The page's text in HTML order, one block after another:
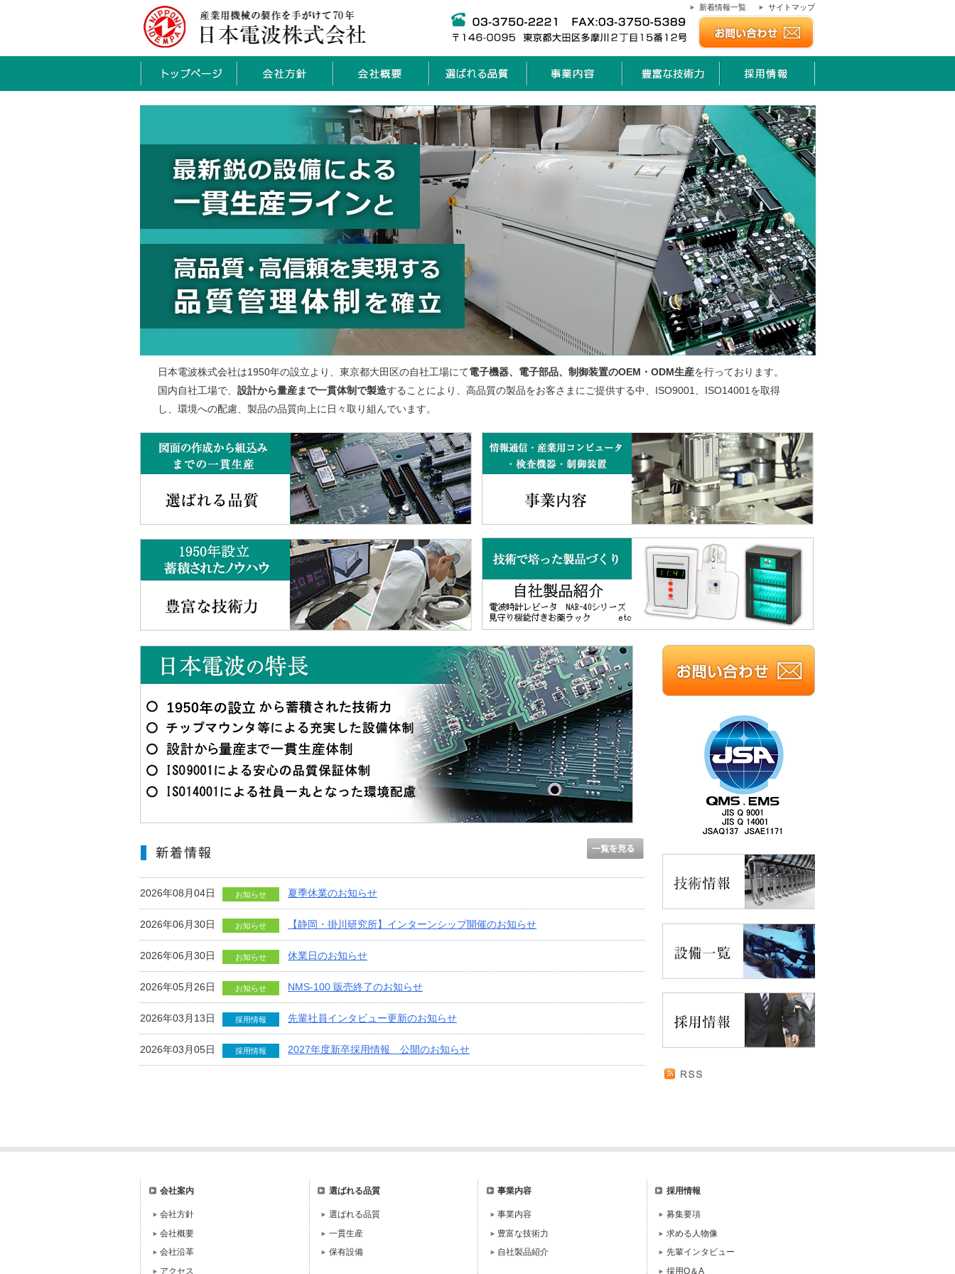
新着情報一覧 サイトマップ
日本電波株式会社は1950年の設立より、東京都大田区の自社工場にて電子機器、電子部品、制御装置のOEM・ODM生産を行っております。
国内自社工場で、 設計から量産まで一貫体制で製造することにより、高品質の製品をお客さまにご提供する中、ISO9001、ISO14001を取得
し、環境への配慮、製品の品質向上に日々取り組んでいます。
2026年08月04日 お知らせ 夏季休業のお知らせ
2026年06月30日 お知らせ 【静岡・掛川研究所】インターンシップ開催のお知らせ
2026年06月30日 お知らせ 休業日のお知らせ
2026年05月26日 お知らせ NMS-100 販売終了のお知らせ
2026年03月13日 採用情報 先輩社員インタビュー更新のお知らせ
2026年03月05日 採用情報 2027年度新卒採用情報 公開のお知らせ
会社案内
会社方針
会社概要
会社沿革
アクセス
選ばれる品質
選ばれる品質
一貫生産
保有設備
事業内容
事業内容
豊富な技術力
自社製品紹介
採用情報
募集要項
求める人物像
先輩インタビュー
採用Q＆A